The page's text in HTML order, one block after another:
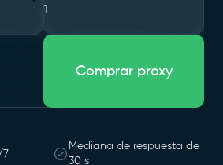
Comprar proxy
7
Mediana de respuesta de
30 s